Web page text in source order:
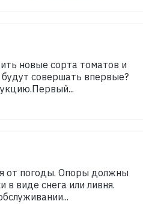
новые сорта томатов и
совершать впервые?
от погоды. Опоры должны
виде снега или ливня.